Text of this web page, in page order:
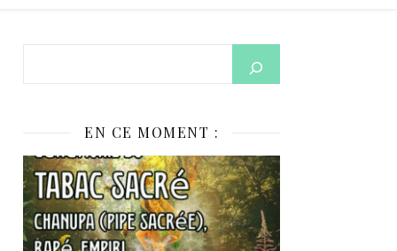
EN CE MOMENT :